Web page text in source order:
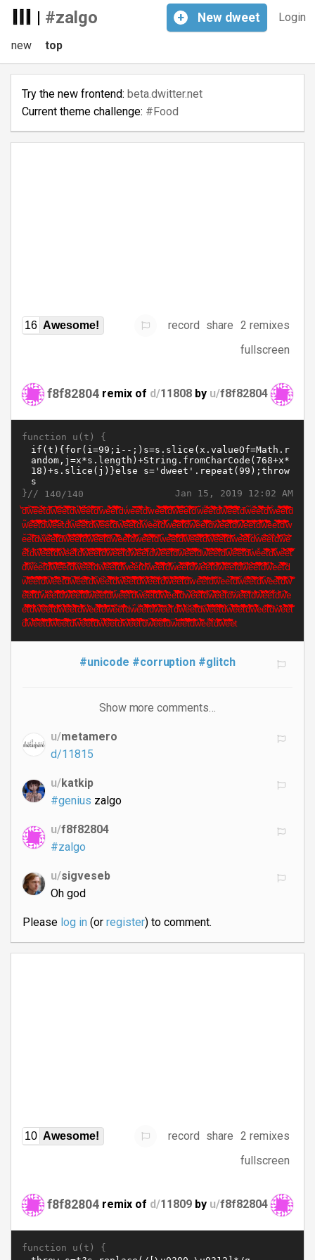
| #zalgo Login
+ New dweet
new top
Try the new frontend: beta.dwitter.net
Current theme challenge: #Food
16 Awesome! record share 2 remixes
fullscreen
f8f82804 remix of d/11808 by u/f8f82804
function u(t) {
Jan 15, 2019 12:02 AM
}// 140/140
̍̈́̄̈̏̀d̋̑̃́̊̃̏̏̇̐̌̃̍̐̇̏̄̑̊̑w̏̆̅̋̆̐̑̃̄̑̂̐̄̊̈̂ė̎̆̇̉̊̄ē̆̍̋́̀̊̄̃̈̊̑̂̑̑̂̊̊̏̀̐̏̀̌̎t̎̊̊d̋̆̑̆̍̄̐̅̇̋̏̀̊̐̈w̄̂̐̅̆̐̆̄̃̄̉̋̋̆̋̑̉̎̂̎̆̎̀ẽ̋̋̍̇̂́̂̌́̋̄̇̇̌e̐́̃̀́̏̆̐̇̃̅̀̃̎̋̇̐̏̈̋̌̂̃̌̉̈t̃̋̆̅̅̑́̂̇̉̐̐̇̈́̀̌̉̃d̐̄̄̌̇̅̈̊̂̉̉ẇ̊̏̐̌́̀̋̉̑̊̑̈̏̃̄̅̂̐̎̐̇̆̐̃̎̉̏̐̑̉̑̎̌̑̏̎̈ẽ̃̀̍̆́̊́̀̏̀́̂̐́̃́́̋̋́ē̄̐̇̊̑̀t̐̆̈̇̍̍̄̉̋̊̃̊̈̀̆̅̃̅̆̐̄̈̋́́̈̐ď̆̊̇̎̂̇̅̂̂w̉ē̐̏̍̆̊̃̀̇̊̏̉̑̊̀̑́̍̍̇̎̌̎̈̉̃̍̇̑̊ē̂̌̏̂̅̋̑̃̋̆̋̋̐̋̆̐̏́̇̋̐̎̃̂̊̍̍̇́́̇̊̏̃̂̆̆̅̆̃̑̎̆̈̇̃̈̎̉̏̏̎̎̑̅̇̉̏̂́̍̂̑̉̏̋̍̃̈̌̌̌̏̎̃̆t̍́̇̌̈̍̏̈́̑̀̃̐̐̌̂̏́̌̀̃̇̊̆̀̉̂̅̐̏̂̃̄̅̇̌̈̈̑̏̃̈̈̍̐̈dẁ́é̇̐̄̇̆̃̅̂̆̂̅̄e̍̎̉̏̑̐̎̇̋̐̊̋̃̍̃̃̂̃̉̈̉̅̈̂̈̄̅̃́̌̑t̂d̆̌̋̌̀̉̎̇̄̃̇we̐̃̍̃̄̆̏̏̅̆̃̋̋̈̑́̀̀̀̀̋̈̉̐̐̉̀́̀̃̄̃̇̆̀̊̐̑̂̇̑́̀̑̎̏ë̉̍̏̉̑̌̄̇̂̍̐̈̌̆̌̉̏̌́̐̋̎̅̋̊̍̈̄̌̌̑̍̍́̇̅̂̄̊́̉̑̍̇̑̏̈t̐̉́̀̄̀̍̑̉̌̆̇̑̌̉̊̈̉̌̍̋̅̍̀́̏̆̐̈̍̐̆̊̐̈̏̌̂̉̆̀̇̇̈̏̎̍̋̍̎̅̐̉̍̆̏̌̅̅̃̎̌̃̌̊̄̏̍d̑̍̀̌̄̏̑̇̃̑̐̋̅̊̈̍̏̆̏̑̍̐̋̌̊̐̋̈̑̆̅̍̌̄̆̉̎̊̌w̅́̊̊́̑̄̑̉̏̎̏̊̍̆̄̌̋̎̀̌̏̊̎̑́̍̉̄̋̅̀̊̍̅̊̃́̄̂̅̎̍̋̍̋̐̇̊̆̂̍̍̀̐̇̄̐̐̇̏̉̆̃̃̊̉̊̄̃̐́̃̏̏̐̍̏̊̂̃̋̏ȅ̀̉̉̉̀̊̏̇̑̀̐̐̀̀̑̋̄̆́̑̌́e̅̈̇̄̊̀t̂̆̐̐̉̃̐̀̂̀̅̏̀́̊̀́̐̊́̉̊̆̑̇̊̄̈̈̊̊̆̎̆̑̅̆̉̄̂́̅̅̏̌̊̉̇̆́̇̄̍̑̅̎̂̈̃̈̃̀̍̀́̊ď̄̅̈w̆̆ẻ̏̈́́̎̄̂̌̈̈̂̄̐̏̋̄̋̉̌̋̑̋̐̌̋́̂̂ë̌̈̅̋̈̀̀̍̎̂̌̐̍̍̋̎̎̌̄̉́ṫ̄̊́̎̌̌̈̌̏̇̈̇̑̌̂̌̄̋d̋̌̉̌̂̂̄̈̍̊̀̉́̂̎̊̇̎̍̋̏̋́̋̊̇̉̀̍̇̀̉̏̇̊̄̀ẅ́̃̆̄̈̅̅̌̏́̃̎̅̌̏̎̎̋̂̈̀̄̎̃̅̃̐̅̏̅́̏̌̅́̀̐̃̆̂̀̀̎̃è̏̇̍̆̄́̊́̋̆̊̃̄̇̀̑̎̉̍̈̉̇́̂̈́̊̐̅̅̑̋̇̏̍̆̏̆̂̆̋̂̋̌̍̆̉̉̌̈̂̄́̋̀̋̂̄̃̎̉̋̃̊̉̍̐̍̑̌̄̂̅̋̆̑̃̎̄̅̎̌̆̈́̎̎̏̈̅̋̌́̂̃̅̀ë̄̀̄̌̋̇̅̉̈̃̂̊̅̈̊̏̃̊̌̇̃̈̅̉̋̄̎̃̎̂̈̅̆̀́́̄̆́̈̃́̀̏̉̀̉̊̐̇̋̈̊̇̎̅̊̇̈̆̂̊̋̎̃̇̊̇̆́̋̌̅̎̌̍̄̈̏̉̏̅̀̄̉̐̐̇̉̃̐̅̏̊̏̏́̇̑̍̑̎̇̂́̏̀̐̄̍̎̇̅̉̋̎̄̂̌̉td́̑̄w̑̇́ẽ̆́̉̑̐̍̑é̊̅̀̅̆̈̆̐̃̑̈̊̏̀̃̑̂̃̍́̉̏̉̃̆̐̐̂̊̇̉̉̄̉̋̐̎̑̃̋́̄̉̂̌̆̋̅̄̊̄̍̑̆̊̊̎̄̊t̊̃̃̀̏̏̄̏́̊ď̐̐̂̂́̄̑̀̑̍̑́̐̆̃̐̂̑̏̉́̐̀̋̏̑́̃̊́̈̐̎w̑ẻ̊̃̊̊̊̃̋̊̀̅́̎̌̊̑̃̍̀̆̍̅̋̌̄̉ē̑̃̐́̄́̊̌̆̂̊̊̐̂̎̇̂̏̎̋̆̏̈̐̎́̐̍̌̍̄̈̀̉̉̐̃̃̇̑̉̂̌̐̊̉̈̌̑̍t̅̀̇̂̐̇̇̐̆̀̐̍̃̌̄̈̀̐̊̋̏̄̃́̅̉̃̉̍̐̑̎̀̉̑̐̐̃́̈̐̀̌̂̊̀̄̎̈̀̏̆́̇̊̀̄́̃̋̎̄̄̊̃̐̇̈̎̇̌́̃̋̎́̍̈̃̋̍̉́̋̅̅̎̊d̊w̃̎ĕ̍̎̇̑̏̎̌̅̌̍̍̃̎̇́̊̎̅ĕ̇̋̑̃̋̐̐̑̐̌̎̂̈̂̂̈̈́̌̅̌̆̐̂̎̏̐̈̃́̃̊̋́̑̍̊̐̃̍̊̃̃̍̋̅̌̐̋̄̀̄̋̑̆́̆̃̏̇̂̍̀̄̃̄̄̏̉̅̌̀́̌̍́̊̊̎̎̊̂̆́t̋̀̐̉̏̎̎̐̅̏̅̀̂̀̋̅̅̎̈̊̎̌̐̄̋́̌̂̌̆̃̌̆̂̍̇̊̌̊̈̉́̐̅̋̉̑̍̀̈̀̍̀̋̉̉̀̍ḋ̆̀́̐̀̂̏̉̉̏̆́̃̄̊ẁ̑̎̀̉̋̑̀̀̎̋̄̆̋̄̏̍̃̃̑̌̇̈̇̎̋̀̋̆̄́̅̋̌̄̆̎ẽ̆̎̆̊̏̉́̂̋̇̏̎̇̏̑̉̅̅̑̐̀̋̀̋̌̇̐̉̐́̊̉̆̂̑e̐̌̈̂td̊̈̀̐́̎̈w̅̃́̊̊ẽ̄̎̌̇̈̑̌̐̎̉̊̊̀̃̍́̑̏̋̄̈̃̑́̏̂̂̊̇̀̑̍̄̄̎̇̊̑̃̄̅̂̎̃̂̏̎̂ē̐̈̌̎̂̀̌̑̋̎̍̌̀̄́̋̄̈̌̌̈̀̄̇̌̎̌̄̊̋t̃́̂̎̏̈d̊̎̐̊̊̀̀̑̌̄̐̆̑̌̃̈̋̄̄̉w̅̃̉̎̏̊̆̃̍̄̏̄̈̅̊ȅ̄̃̍̏̉ȇ̄t̅̄̍̉̄̏̂̄̊̊̏̇́̀̆̊̋̊́̑̇̏̑́̌̇̀̑̌̍̐̎̈̍̍̃̑̍̋̃̌̂̑̅̄̅̎́̂̋̎̌̄̀̂̃̏̑̈̎̑̇̅̀̋̇̀̅̄̉̎̉̀̃̑d̑̎̂̇ẘ̆̃̎̃̃̎̋̂̉̇e̎̉̇̈̃́̏̄̐̅̐̋̀́̉̋̏̍̆́̊̏̆̈̏́̑̇̉̇̌̌̆̋̂́̍̌ė̅̆̐̍̈̀̀̂̍̑̂̎̅̄̋̉̍̐̅̐̀̌̑̎̊̑́t̆̎̐̇̆̆̆̏̄̆̐d̎̀̐̂́̅̍̑ẃ̀̍̈́èè̏̏̂t̏̍̂̋̆d̎̅̆̋̅̇̆̏̎̐̈́́̍̋̋w̑̇ȇ̄̐̎̄̀́̆̈̂̆̈̌̈̆̆̍̏̎̏̎̃̀̆̈̄̐̄̍̅̉̏̐̑̆̂̄̅́̊̊̃̊̃̏̀̍́̅̈̅̐̏̃̑́̇̈̐̐́̂̄̉̆̑̋̋̄̐̄̂̄ẻ̈̃̆̇̊̄̇̎̇̋̋̋ẗ̎̄̑̐̋̆̃̑̐̑̐̅̈̑́́̊̂̑̇̎̀̈̂̏̃̅̌̋̈̉̍̀̍̅̋̌́̃̇̑̀̂́̍̎d̈̐̋̈̈̐̅̄̊̌̈̐̆́̇̉̄̆w̐̍̃̎̈̃̌̀̀̅́e̐̆e̎̊̑̏̑̈̌̂̏̄̃̈̃̊̋́̊́̈̏̇̍̑̈̇̏̄̊̉́̃̍̏̅̆̈̐̋̐̌̌̑̊̉̑̇̈̅̉̃̄̎̈t́̐̊̃̑̆̇̌̆̅̑̃̍̍̆̈̌̎̇̊̂̆̎̇̋́̊̈̅̎̉̌̅̐̉̏̍̊̈̌̉̌̆̏̌̉̉̋̌̍̅̐̆̉d̏̃w̉̏̑̂́̂̌̀̍̍̑̄̉̏̈é̉̊̇̏̉̅̆̂́̉̏̂́̅̊̀̇̅̐̄è̇̐̋̆̃̄̉̂̊̍̉̑̄̎̉̇̋̃̎̀̎̐̇̋́̏̅̑̅̈̊̄́̂̍̅̆̇̐̈̊̏̌̐̎̆̍̐̋̈̐̋̋̉̑̏̆̈̊̍̇̀̃̅̀̑̎̍̎́̅̃̎̊̉̅̏̊̐̏̎̃̐̃̆̆̎̌̌̇̀̋̄̐̂̊́̌́̑̌́̅́̋̑̍̃́̃̏̄̅̎̉̂̋̊̂̍̍̑̏̃̍̉̌̑̅t̆̅̀̎̈̊̈̇̆̀̅́̈̈̉̄̊̊̈̈́̐̈̑̌̇̉̎̄̏̉́̑̇̋̇̇̎̑̍̂̎̃̊̆̑̀̂̎̄̎̀̄̎̂̉́̆̋̋̐̄̋̀̎̇̈̐́̀́̈̆̏̎́̌́̀̈́̂̑̂̉̊̆̌̂̌̏̃̍̐̏̄̇̎̎̃̆́̉̉̎̌̇́̄̃̇̍̂̆̈̄̃̇̍̏̄̇̆̑̈̀̄̂̄̂̄̄̐̈̋̑̍̂̂̈̂̏̄̑́̅̃̌̅̀̃̍́̐́̑̂̍̀̂̇̐̑̉̌̐̃̃̀̃̀̊̏̏̍̑̌̑̀̏̌̍̂̎̅̈̍̍̂̌̌̐̃̃̀̌̈̊̊̐̄̍̏̆̊̅̄̌̅̏̎́̏̐̐̌̑̏̑d̃̍̑̀̀̋̑̋̇́̍̀̃̂̌̉̆̇̅̋̏̈̎̋̋̊̌̈̍̋̆̉̑̑̆̂̈̑̇̑̂̀̊̌̅̇̌̊̈̂́̅̄̅̊̊̑̉̅̎̏̉w̆̈̏̊̇̈̎̎̍̄̆́̋̎̀̅̊̄̀̌̆̂̆̐̍̎̂́̊̈̋̅̈̑̍̑̂̆̀̄̂̊e̅̆̃̀̂̑̃̐̃̊̇̍̅̎̇̉̅́̑̄̏ė̎̄̌̉̈̈̋̎̉̑̐́̌̉t̑̂̊̉̇̌̉̅̀̌̇d̃̈̎̇̆̍̆̉̍̎̅̇̉̇́̅̂́̂̊̆́̅̄̃̊̅̈́̑̄̊̂̑̃̉̉̀̑̂̌̇̄̅̋̋̑̆̑̐̑̏̈̄̀̉̌̃̂̆̏̏́̎̂̄̎̈́̏̏̆̃̂̌̇̐̐̎̊̋̇̄̌́̑w̐̋̆̏̏̊̎̂̊̎̇́̅̆̑̈̉̄̍̄̂̄̐̌̅̂́̊̋̀̎̐̉̈̄̐̅̌̑̀̎̃̑̃̄̂̍̃̅̐̋̏̐̄̍̃̄̀̉́̇̋̑̆̋̅̇̎̃̐̆̎̈̐̊̊̅̄̊̅̏̑̂̇̌̈̍̐̀̏̉̍̉̅̊̃̆́̏̍̆̇̉̆̊̉̋̎̏̎̋̊́̈̌̈̊̃̐̇̂̏̄̊̂̇̅̅̉̏̌̋̌̆̏̀̃̄̀̎̃́̂̑̄̊̄̃̆̆̀̃̂̄̊̊̇̉̇̍̏̅̏̄̋̉̊̍̂́̉̎̎̎̇̐̊̊̎̆̀̈̇̏̄̄̌̑ĕe̊̌̄̀̌̃̅̃́̊̑t̏́̏̏̏̐̊́̋̍̂̄̎̍̍̈̃̈̐̉̏̇̈̆̇̎̐̀̎̊̅̏̆̋̐̄̏̃̊̃̌̈̉̆̑̆̌̃̄̑̑̋̍̌̃̍̎́̄̍̉̇̐̃́̇̄̅̆̊̆̉̏̍̎̑̊̄̐̉̊̉̍́̀̂̂̑̑̉̑̃̄̊̉̌̉̄̋̀̎̈̑́̊̏́̎̊ď̌̐̃̉̍̑̃̉̎̍̋̍̋̎̇̇̋̈́̉̅̋̎̎̂̑̄̃́̆̑̉̋̀̇̑̅̏̈̋̂̀̉̆̍̊̋̎̐̇̅́̈̇̂̆̑́́̃̄̏̃̃̃̋̉̀̇̉̂w̍e̐e̅̇̀̈̀̌̃t̆̋̋̉̏̑d̋̇ŵ̈̆̉ê̐̆̐̂̌̎̈̐̉̐́e̎̉̎̀̂̀̉̋̊̃̀̄̑̋̎̌̍̅̄̃̃̐̄̌́̀̑̆̀̃̉̀̈̋̄̉t̋̌̉̌̑̄̑̈̂̈̇̂̎̏̋̀̂̇̂́̍̑̂̂̈́̆̇̃̃̊̄̊̉̃́̇̏̅̄̄̄̐́̎d̂̃̌̎ẇ̍̍̎̊̃̈̂́̂̉̈̄̀̇̊̄̆̐̋̊̈̑̈̉̎̇̐̂̍̍̉̎̉̉̏̀̏̂̅̇́̑̄̅̇̍̎̆̐̆̈̄̐̄̅̏̈̋́̎̈̀̆̌̊̆̀̆̌ẻ̍̉̌̎̐̅̌̈̍̂̂̊̇̄̐̃̍̈̈́̍̏̍̎̋̅̌̇̄̆́̊̈̑̈́̄̐e̍̀̑̃̅̑̈̋̀̆̆̈̀̆̍̂̅̃̊̄̇̉̏̊̇̎̂̄̋̉̇̑̊̇̎̆̑̆̃̆̊̅̀̃̆̌̈̅̐̑t̐̌̎̋̎̂̇̋̑̎̆̐̀̉̎̈̈̋̊̊̊̂̃̋̋̃̆̇̏̃̇́̊̏̑̄̈̍̄̃̎̎̑̇̂̍̐̋̃̂̊̎̄̐́̈̊̊̈̅̑̑̍̃̎̎̑̐̎̊̐̂̉̌̂̌́̎̃́̌̋̂̄̑̏̃́̀̋̍̈̄̐̋̆d̆̃̏̌́̏̉́̐́̋̆̆̌̈̃̌̅̆̍́̑̐̎̇̉̐̋̑̑̉̆̂́̊̍̋́̄̉̉̏̐̅̋̄̀̐́̈̋̋̎̎̌̏̈̆́̌̆̉̃̀̐̊̌̈̉̑̇̊̃̌́̄̄̇̐̊̈̉̐̀̌̏̂̊̂́̏̀̑̃̑̊̄̏ẇ̀̋̅̊̉̄̇̆̋̅̆̆̅̂̍̈̊̄̅̂̋̍̉̆̑̆ĕ̆̈̊̈̐̊̊̏̅́̇̀̉̈̉̃̐̊̃̑̎̄̑̎̃̅̋̋̉̑̈̀̈̃̉̄̏̀̇̍̍è̅̂̆̍̑̈̆ṫ̎̂̏̐̆̇̋̆̉̍̂̄̀̉̌̎̌̃̏̍̄̅̆̃̉̋̊́̎̃̂̐̋̑̎̀̃̑̉̋̐̌̌̐́̉̑̋̑̌d̀̏̅̊̄w̌̉̃̇̎̇̎̏̆̊̐̆̅̇̐̊̌́̆̐́̍̊̉̆̄̊̄̌̉̈̅̉̂̋̃̄̏̎̆̊̐̎̏̎̅̊̂̋̎̅̐̈̄̃̈́̑̎́̎̐̑̇̇̍̐̃̐̍̇̂̈̌̆̋̏̅̅̄̄̍̀́̏́̊̑̄̋̆̎̉̌̐̈̐̈̀́̋́̃̂̂̊̉̄̑̇̈̋̅̍̀̍̉́̈̌̍̑̊̑̌̎êė̉̍̐̈̉̅̂̅̌̇̀̑̎̃̐̅̀̍̀̅̋̐̋̈̌̃̋̋̍̊̑̍̎̇̄̌̍̏̐̑́̍̆̇̍́̃̐̌̇̋̄̑̄̂̐̈̌̀̈̂̈̐̃̈̃̌̌̋ṫ̄̏̑̄́̐̑̈̎̍̏̈̇̊̌̉̇̏̂̊̋̏̆d̉̃̍̍̆̇̑̉̂̆̂́̍́̉̇̀̎̑̐̄̑̈̍́̃̍̄̃̅̌̏̆̎̀̏̃̆̑̀̀̈̅̃̀̏̄̎̎̃̌̑̉̑w̄̀ě̅̇̋̃̂̊̋̈̊̍̉̍̎̏̈̎̀̅̊̋̋̅̀̄̉̐̉̂̇̊́̌̏̀̏̊́̂́e̎̂̐̂̂̍̉̄̆̅̊̎̄̊̐̎̂́̆̎̎̈̐̆̅̈̌̉̉̏̆̆̏̌̊́̍̅̅̏̐̍̀̂̃̊̇̑̈̌̍̄̎̑̏̌̐̇̍̐̂̎̏̈̍̄̆̇̇̇̐̐̏̋̏̃̏̉̀̑̂t̃̃̆̍̍̍̄̅̎̊̐̑ď̎̅̅̌̌̄̂̆̉̈̉w̑e̍̅̄̌̃̇̈̐̐̆̏̇̊̊̃̆̂̊̃̋̃̈̄̄́̌̌̊́̆̎̂̅̎̏̎̃́̋̐̆̍̍̀̉̌̐̃̌̎̋̇̏̉̎̏̅̂̇̊̑̋̏̃̋̋̐̃̍̐̅̋̀̀̂̇̅̋̃̄ẻ̉̇̊̆̎̑̎̂̇̑̎̍̂̌̍̏t̄̋̀̎̊́̑̏̎̊̇̐́̇̅̏̄̄̄̑̉̇̈̄̃̃̋̀̍̋̉̆̊̌̌́̋̏̅̊̑̇̀̇̌̈̉̅́̐̇̃̄̏̄̊̃̂̏̄́̏̐̆̏̐̃̇̑̅̀̉̉̄̇̀̎̎̍̎̎́d̀̇̂̋̉̂̅̄̊̇̌̊̋́̍̆̉̀̅̎̎̄̍̊̈̌̑̂̍̋̊̊̑̀̇̍̅̏̌̆̋̀̅̊̄̃̐̌̐̅̐̆̂̊̍̃̍̃̋̋̑̑̅̌̀̄̎̅̍̃̃̉̀̆̀̍́̑̏̉̅̉ẇ̀̂̑̍̐̃̊̅̊e̍̃̎́̆̂̅̌̈̄̏̐̑e̋̏̐̀̏̀̋̑̑̌̇́̄̐̇́̂̊̐̑̑̑̈̀́̆̀̄̈̍̎̂̃̈̅̇̋̋́̅̆̍̆̀̐̏̊t̋̑̌̎̆̄̏̉̉̆̇̂̅̌̇̇̋̎̏̎̈̃̌̋̅̊̑̍̀d̑́̈̐́̊̀̄̎̋̇̇̑̐̈̋̏̐̀̄̃̀̇̏̇̂̄̎̋̎́̂̈̐̇̑̆̐̍̋̄̉̂̇̐̈̆̌̂̐̏̌̀̉̀̎̈̅̏̎̄̏̐́̆̏̊̀̑̇̃̅̀̍̂̌̂̑̌̅̉̎̌̋̍̄̉̀̆̆̍ŵ̋̌̐̂́̍̋̑̅̉̃̏̆̎̊̐̑̅̑̃̂̍̊̃̋̋̄é̄̃̎̇̈̏́̋̇̍̑̉̏̅̀̊̈́́̈̅̆̉̇̋̆̌̄̈̐̆́̏̅̇̈̍̄̐̎e̋̇̎̈̂́̋̅̍̊̏̉̀́̃̐̇̑̉̑̑̈̈t̋̉̅̉̏̏̄̄̃̂̂̋̇̅́̃̆̆̏̍̂̇̎̋̏̌̋̈̉̐̈̇́̌̈̈̐̈̏̉d̏̊̇̈̊̃̇́̎̇̑̑̃̎̆̇̐̃̂̆w̉e̐́̈̋̂̊̊̋̆̇̊̐̄̑̈̉̊̍̄̋̐̋̉̀̄̄̍̆̀̂̉̑̃̂̍̆̃̈̅e̋́̆̈̐̍̎̍̋̌̅̊̍̀̂̌̀̉́̉̇̆̌̊̏̎̈̆̀̄̈̑̄́̅̏̆̉̇̎̉̋̌̋̈̆̌̊̍̍̋̎̉̆̆̄̋̐̊̌t̑̌̅́d̍́̎̌w̌̃ẻ̐̈̋̐̊̀̂̐̑̂̂̆̉̃̀̂̑ė̄̆̀̊ṫ̈̆̊̉d̄̃̉̃̑̉̆̀́̍̊̇̆̃̌̑̑̂̂̄̋̉̎̏̏̌̉̑̋̄̈ẃ̅̋̃́ě̇̇̐̎̎̀̂ȅ̌̂̂̇̀̇̆̏̌̌́̍̇t̂̈d́̌̄̉̋̆̀́̈ŵ̍̎̊̂̅̏̎̐̂̇̆̉̆́̉e̅́̋̋̆̂̌̏̋̎̊̊̌̃̄̈̐̐̀̊̑̎̂̇̉̉̋́̍̄̉̈̃̊̋̏̃̄̌̎̋̅̍̅̌̍̆́̄̇̀ĕ̍̈̀̄̈̂̀̃̉̐̃̋̋̆̃̈̋̈̐̄̊̐̈̊̐̉̄̃̇̂̈̃̑̏̏̌̑̄̋̑̇̐́̌̏̆̈̈̃̇̀̍̇̀̍t̉̅́̃̈̈̏̅̄̐̅̌̉̅̊̑̇̇̅̂̋̉̍̅̅̎̃̀̈̑́̎̑̀̊̑̅̐d̉̆̑̆̌̆̉̈̂̆̅̍̆̑̉̑́̈̈̇̄̆̆̃̅̊̀̏̌̍̊̐̑̍̉̑̄̌̄̌̈̎̋̐̃̂̅̎̍̃w̋̈́́̊̎̉ē̉̈̇̇̈ẽ̄̃̂̎̎̍̎́̅̅̑̃̄̋t̀d̐̑̃̇̈̍̅̋̈̄̉̊̊̆́̍̅̐̏̂́̊̆̂̉̌̊̑̋̋̈̄̈̀̎̅̑̍̀̊̊̐̐̃́̇̅̍̆̋̎̈̈̅̎̌̌w̋̃̌̋̈̃̋̎̉̂̎̆̅̂̉̄̇̊̌̆̌̅̌̄̑̋̄̉̃̄̃̎̊̈̎̌̑̅̃̐̋̆̀̅̃e̐̑̋̐̊̅̑̐̅̑̏̄̊̐̊̈̂̆̃̉́̈̍̄̉̍́̇̄̅́̎̆̄̋̑̏̐̌̋̃̍̈̌̇̍̄̋̊̉̈̇̉̏̆̅̎̏̌̆̋̎̎̀̊̐̍̂̐̉̐̀̉́̋̍̐e̍̋̄̀̌̑̍̊̈̇̊̈̏̃̏̋̀̌̇̉̅̀̄̋̆̂̂̂̉̇́̀̏̉̂̌̌̏t̐́̄̉̋̑̑̏̅̑̌̍̍̈̍̄́̏̋̀̄̑̑̏̄̉̊̃̃̅̄̇̊̎̄̀̑̃̊̑̌̐̊̃̏d̊̍̊̏̏̆̉̑̃̊̊̎́̂̇̄̋̃̄̉̌̌̍́̐̊̏̇̏̅̅̀̋̃̎̊̌̉̑ŵ̃̅̌̇̅̃̅̃̏̈̑̈̄̋̌̐̃̈e̅̃̈̅̃̂̅̈̏̉̍̀̏̈̑̎̑̂̑̃̐̐̈̉e̐̎̆̃̅̋́̆̐̋̋̇́t̂̍̌̐̊̇d̐̆́̌̉̎̆̇̎̀̇̄̉̆̃̍̈́̋̀̆̋̉̊̂̅̐̆̋̃̑̉̐̆̀́̇̈̑̌̐̎̌̐̎̎̏̑̈̂̋́̄̃w̑̏̄̐̈̇̃̉̀̊̐̇̃̈̅̑̀̀̏̋̉̎̇ȇ̌̂́̌̂̇́̆̂̋̋̋̇̆e̅̉̍̅̀̄̉̑̇̎̍̇̍̌̎̑̃̄̂̋̄t̋̅d̋̍̄̀́̑̋̄̏̉̉̊̂̍̍́̊̄̃ẁ̐̌̃̃̈̀̍̉́̍̎̃̍̉̉̑̆̂̍̐̆ê̐̂̉̌̄̎̇̅ẻ̂̎̉̐̈̉̈̂́̄̄̄̌̉̑t̅̈̅̊̉̈̇̌̆̏̈̀̆̉̆̂̆̍̉̉̊̇̆̄̃̏̌̉̄̎̌̇̂̊̈̏̀̐̀̃̆̄̉̍̏̅́̃̍̑̅d̏̑̌̉̌̎̂̏̃̂̊w̅̄̈̇̏̑̂̊ë̐̄̉̐́̄̆̀̅̅̐̂̋̇̌̑̌̈̎̉̇̌̍̍̏̉̃̅̂̊̈̇̍̑̌̄̈̉̍̄̆̀̉̀̀̍̀́̈̈̀̐̇̇̍̎̆̀̃̇̇́̈̀̆̍̋̑̏̎ê̎̌̄̄̆̏̋̍̉̎̂̍̋̇́̋̅̀̊̂̌̐̂̂̏̐̅̈̃̌̈̏̈t̆̍̋̊̂̀́̆̋̏̂̅̍̏̍̐̈̄̇̌̈̈̄̍̑̐̉̊̋̋̃̌̎̍̄̑̑̉̂̋̇̌̋́̀̀d̉̈w̏̋̆̍̇̅́̉̏̂̃̏́̊̅̍̊̅̅̌̎̏̋̃̌̍̉̋̃̑̄̊̆̀̍̀e̐̂̅̎̌̌̍̍̂́̐̀̈̂̑̌̊̂́̂̍̑̀̂̊̆̐̊̃̍̇̈̊̃̑̇̍̇e̋̎̉̈̀̄̄̌̑̐̊̍̀̏̉̃́̌̊̐t̑̆̉̉̌̇̑̊̄̎̋̏̃̋̃d̄̋̐̅̋̑w̃̉̌̈̍̉̎́è̋̃̉̂̃̅̂̃̀̃̆̌̑̑̄̐̇̐̇̏̊̏̊̎̂̎̌̋̅̎̄̊̑̉̆̉̀̀̇́̆̃̃̌̑̂̋̃̋ĕ̌́̆̈̈̇̄̑̃̄̈̊̍̈̇̇̃̏t̐̎̂̀̎̐̐̃̈̎̎̅̇̎̍̂̇d́̂̆̍w̎̍ể̑e̍̐̃̂̄̄̋̏̅̉̋̅̌̉̃̄̌̉̐̊t̃̊̏̎̍̌d́̆̏̊̅̌̆̌̃̐̊̉̎̏̄̃̍́̐̅̑̑̎̌̂̋̊̅̍̍w̌ë̃̉̈̌̊̄̀̇̀̉̇̀̉̇̇̋̌̊̌̌̌̍̀̊̀̌̎ĕ̄̄̇̑̉̈̉̇̌̅̑̑̀̊̊̐̑̋̏̏̄̎̏̄̐̋̉́̍̐t̊́́̍̑̑̄̄̍́̍̎̇̄̀̋̀̏̀̅̅̋̇̈̀̑̎̍̇̄d̄̆̃̍̇̊̇̅̆̂̉̐̍̆̀̆̉̎̀̀̍̍̀̉̍̈̌̅̈̉̅̊̎̄̍̋̐ŵ̍̋̅́ée̋̃̈t̅̑̆̉̅̏̀̇̏̆̎̇̀̐̊d̏̂̄̅̆̌̏̎̆̍̌̂̊̋̏̑̏̌̐̍̐̌̆̆̈̊̏̇̌̌̊̊̏̊̄̀̍̋́̅̊̆̄̇̍̉̉̃̎̉̂̑̍̃̐̏́̃̅̌́́́̉̀̀̎̄̋̇̃̇̃̐̊̎̑̐̐̉̌̀̑̐̄̊̈̋̍̊̉̅ẃ̌̅̅̑̎̏̏̊̃̊̅̉̎̃̋̇́̂̇̎̅̅̍̈̀̋̉̋̄̊̂̉́̇̄̄̋̂̑́̇̎̂̋̍̈̋̄̍̄̆̀̐̎̂̉̄̉̃̃̏̇̂̂̉̎̏̌̂̌̋̄̂̀̈̅̉̈̌̊̎̀̅̋ė̈̑̍̉̐̌̊̋̃̄̌̍̇̐̊̇̀̐̈̈̅̊̄̊̄̉̈̂̇̑̐̇̎̑̋̂̃̄̀̋̑̑̍̄̋̏̉̌̉̏̐̀̈́̀̑̆̆̇̎̂̄̐̈̑̂̌̌̈̅̏̍̆̇̀̀̌̄̋̎̑̌̋̍̀̏̃̉́̎̆̌̐̆̉̅̋̉̀̅̇̉̆́́̅̃̉̊̅̇̋̀́̅̍́̄̐̏̏̎̑̀̎̉̇̀̉̄̍̋̄̅̄̋̈̋̑̅̎ểt̋̏̍̈̇̅̐̉̍̈̈̇̆̇̊̉̅̅̋̎̃̀̇̎̐̂̄̃̎̌̂̌̇̐̍̄̑̀̆̇̇̅̍̀̀̐̎̀̇̉̎̃̊̃̍̃̍̇̏̌̆̊̃̆̉d̀̄̎̃̌̊̅́̅̐̉̅̐w̐́̇́̃̊̊̊̑e̊̌̆̇̍̍̇̎̃̄̊̈̀̈̄̇̐̑̑̐̆̄̅̇̅̊̅̊̂̂̊̋̅̃̌̍e̅̌̏̅̌̍̌̎̆̄̉̐̀̉̄̈̇̈t̆̍̂́̋̄d̉̄ẅ̈̇̏̉̈̏́̋̐̆̉̑̉̄̂̎̎̃̍̉̐̑̊̄̑̎̐̃̎e̅̊̈̎̌̐̈̋̆̌̍̆̀̅̉ẽ̊̑̏̉̅̄̇̌̋̃̋̂̉̇̌̏̉̆̋̇̏́̄̈̃̊̊̑̂̇̂̇̍̍̌̉̄̀̀̆̅̊̈̈̊̋̄̂̐̎̀t̋̑̌̆̀̃́̂̌̈̃̅̀̊̇̌̄̊̉́̄̏̊́̉̂̀̌̍̇̎̍̅̃̍̀̆̌̈̀̆̐̍̌̅̍̊̏̈̅̑̍d̋̊̆̋̄̋̀̄̆̊̌̊̌̋̅̃̃̆̋̏̈̌̈̃̂̏̆́̋́̂́̊́̑̄̑̋̉̎̊̉̎̈̄̑̄̄̐̈̋̎̌̑́̌̅̎̆̏̅́̐̊̀̊̑̃̄̎̅̑̏̀̄̉̄̆̀̊̐w̐e̐̏̍̄́̇̌̏̎̆̌̀̆̐̐̄é̌t̄̌̉̊̈́̈̉̊̑̎̈d̎̆̄́̃̈̇̈́̄̌̂̄̂̋̈̏̊ẘ̍e̎̌̐̅̐̅̀̊́̉̎̂̏̀̐̂̋̂̎̇̆́̃́̆̀̀̌́̈̃̂̎̏̂̑̂̎̂̉̌̎̄̇̉̄̐̅̐̊̅̋̎̅̇̀̊̑̍̐̑̀̎̋̑̈̊̏̍̅̌̂̄̅̉̆̅̌̇̋̑ě́́̊̌̇̊̅̏̆̍̎̀̐̊̎̇̅̇̆̀̏̍̅̊́̅̊̉̍̌̎̅̃̅̇́̃̄̋̍̃̂̇̃̌̈̍̑̌̍̅̊̐̑̈̏̊́̑̄̌̆̇̊̄̆̈̑̄̀̉̋̐̀̆̅̉̀̄̍̌́̈̑̎̎̑̂̏̀̅́̇̈̆̎̇̉̀̂̉̋̂̋̏̊̍̀t̂̋̊̆̄̇̏̊̌̎ḋ̋̏̆̉̉̀̆̎̆̈̅̂̅̎w̍̀e̊̊̋̃̋̋̊̍̄́̌̎̆̆̈̅̍̐̊̆̐̉̆̃̌̉̃̑̇̌̅́́̎̋ě̆̎̍̏̈̏̎̅̉̃ẗ̌̈̀̋̇̈̐̎̃̊̐̈́̌̐̈̑́̋́̈̊̈́̑̄̎̋̋̊̀̏̊́̐̅̈d̑̃̄̍̇̐̃̊̐̉̉̅̉̈́̎̀̎̃́̏̃̍̅́̃̅̑̀̃̌́̈̍w̍̋̌e̊̋̐̇̀̈̐̋̇̉̌̈̌̊̊̀̉̍̀̎̄̄̑̏̀̌̑̐ë̋̊̎̂̌̉t̍̂̋̉̇̏̉̉́̅̅̅̆́̏̏̆̆̉̑̎̌̋̍̂̏d̈̆̍̋̎̐̋̃̅̑̍̇̐̄̉̐̊̃̅̀̀̏̐̇̑̄̂̄̑̏̎̐̌̈́̇̈̐̂̉̌̈̃̃̊̋̉̎w̄́̍̉̍̈̐̑̐̎̃̋̎́̎̊̏̄̇̌̐̑̋̂̐̎̑̌̋̀̂̍̇̅̃̄̂́̉̀̆̆̋̇̏̈̄̎̎̎̃̂́̉̇̑̇̅̄̊̉̎̉̑̑́̑̃̇̐̌̈̅̂̂̏̌̈̅̅̎̀̎̐̅̉̂̄̀̃̎́̈̄̉̉̈̑̈̎̃̑̊̏̇̌̏̄̌́̀̇̈̎̀̃̑̌̈̎̎̇̂̂̉̈̆ḕ̏̊̏̈̅̎̐̅̊ĕ̎̎̍̍̄̌̉̍̈̋̏t̑̊́̏̃̍̉́̏̄̏̂̂̍̇̆̐́̀̍̅̈̏̂̇̀̈̑̐̑̉̅̑ḋ̏̍́̐̊̋̈̈̏̑̑̊̇̑̌̄̄̑̋̈̇̇̇̇́̀̀̉̑̊̏̐̊̀̐̃̌́̎̎̏̉̊̇̀̋̀̃́̊̑̂́̌ẃ̏̉̆́̋̈̇̉̉̈̈ḕ̌̈̇̆̊̂̈̊̉̏̃̐̆̀̀̀̃̃ẽ̉̊̉̀̑̈̆̀̑̍̈̋̇̍̀̀̂̋̄̅̋̀̌̉̌̑̄̃̃̄̀̊̅̌́̂̇̄̀̄̉̆̐̐̊́̌t̏́̎̀̐̊̄̊̈̊̑́̐̎̏̇̅̆̄̐̆̋̉d̃̉̆̊̊̅̎̐̑̉̉̇́̈̂́̏́̆̄̈̅̑̈̋̇̏̌̄̆̀̇̉̊̋̈́̅̂̉̇̌̊̂̄́̃̇̄̈̄̊̇̃̍̄̊̇́̍̎̀̉̍̅̌̀̊́̌̅w̑̆̂̉́̏̑̊̄̉̏̈̏̂̈̉̇̆eė̆̎̀̉̏̋̏̌̆̂̅́̑́̃́̑̍̈̀̏̄̎̑̆̈̌̂̑̆̌̂̎̊̑̎̃̏̊t̊̈̏̏̄̆̂́̍̂̏̉̆̂̉̎̊̈̌̉̐̀̍̐̍̅̊̂̄̐̃̃̉̏̐dw̏̍̄̐̋̋̊̂̑̃̐̐̏̉̑̏̃̆̃̂̐̍̃̍̌̊̆̎̍̆̑̇́̐̐̈̋̏̐̎̅̋ě̍̀̏́̑̂̊̑̎̎̄̊̑̑̃̆̏̄̂̋̄̎̄̅̃́̉́̑̌̃é̀̅̎̐̀̂̋̈̋̆̉̎̉̏̃̑̇̅̍̂̂̑̆̇̇̃́̐̈̃̑̎̄̂̆̍̊̐̋̏̄̀̉̇́̑̃̋̈̑̄̉̆̏̀̇̅̊̂̋̂̉̏̐̎̋̊̑̐̄̌̆̀̑̂̍̎̑̊̆̎̀ṫ̊̑̀̄̂́̃̀̉̃̌̌́̃̐̌̊̌̑̅̆̄̋̍̑̃̉̇̂̉̏̏̈̅̄̑̏̋̍̇́̍̆́́̏̃̑̍̊̑̊̐d̉̐̑̄̄̆̂̌̆̏̍̐̑̅̑̊̃̐̎̏̂̋̆́̋̀̏́̊̄́̂̅̉̄w̋̈̉̎̄̂̈̐̈̂̊̏̌̐̂̐̎ê̇̃̐̉̈̃̈̎̄̈̊̇̆̀̅́̋̉̄̎̈́̉́̉̇̊̌̎̊́̆̏̐́̌̉̐̅̏̀̆́̉̍̐̍̊̎̆̅̏̏̋̌̏̆̌̃̌̐̊̀̑̊̃̇̆̏̊́̉̉̌́̍̀̇́̆̎̑̀̄̀̇̅̉̇̋̏̃̂́̏̀̎̇̃̊̍̄̅̑̊̏̇̑̋̆̂̆̏̊̇̅̂̎̑́́̑̄̆̉́ēt̏̊́̉̅̀̆̐̂̄̄̈́̇̑́̇̎́́̆̂̅̀̃̌̂̋̎̌̃̈̌̅̅̏̂̊̑́̃̉́̆̅̍̉̏̄̇̇̐̃̎̅̋̑̊̊̎̋̌̍̅̌̉̌̉̋̆̌̅̄̆̆̋̃̎̄̑̐̐̂̉̋̏̄̉̃̀̋̍̈̅̀̈̃̏̋̉̈̊̄̋̇̄̃̏̇́̌̌̉̑̄d̊̉̊̈̍̈̆w̃̋̄̄́̈̀̎̂̈̄̃̏̐̃̈̑̍̋̅̈̏̌̈̇̉̈̉̆̃̊ẻ̈̍̃̅̈̇̀̈̍̈ě̌̆̉̉̋̎́̇̀̑̇̂̀̀̆̇́̎̇̂̀̎̃̐̆̅̎̎̅̑̋̂̃̅̐́̀̀̎̊̈̈̊̅̀̃̉̄̊̅̇̊̉̋̐̎̂̌̏̃̂̃̋́̎̃̃̎̃̌t̍̋̆d̅̈̂̄̍́̉̐̄̀̀̐̊̈̍̂̆̉̏̍̐̑̀̃w̏̑̆̎ë̐́̑e̊̃̋̑̌̄́̇̅̀̉̅̋̐̀̅̍̍̍́̋̉̈̄̉̐̃̈̅́̉̂̇́̅́̆̀̌́̑́̋̋̍̃̅̅̀t̏̀̅̊̈̑̇̎̉̎̃̋̊̅̎̃̀̅̍̏̍d̉̊̄̐̊̌́̈̐̑̐̐̀̄̄̎̉w̎̉̄̎̆̅̌̋̀̀̋̂̏̇̄̈̂̄̑ë̏̆̇̂̑̆̈̅̉̀̐̊̐̅̏̉̄̂̈́̌̂̋̆̀̃è̇̂̑̎̉̐̃̇̂̑́̈̏̐́́̌̆̆̏̊̃́̃̍̇̑̍̈̅̏̍̉́̉̅t̆̌̋̆̑̏́̄̋̐̄̐̌̊̀̈́́́̂̋̏̋́̄̌̍̆̅̏̈̌̑̂̂̄̃̈̋̊̆̈̆̄̏̎̅̉̐̑̍̆̃̀̎̅̃̎̏̄̀̄̋̀̀̅́̆̏̉̑̀̂̑̇̍̐̆̑̍̆̂̄̊̉̌̉̆̊̌̐̆d̊̑̂́̊̇̎̈̇̊̌̑̇̐̀̎̇̂̌̇̊̊̊̂̋̌̅̅̉̐̐̋̈̆̐̌̄̅̌̂̀̃̇̊̐̄̍̂̊̎̏̏̑̎̅̈̇̈̉̂̆̂̂̍̌̄̅̀̋̍̌̀̋̍̌́̄̆̌̈̅̀̈̃̀̌̑̏̂̇̀̀̃̇̏̉̏̉ẅ̐̇̍̎̌̋̀̋̍̊̈̂̉́̍̀̇̅è̇̇̅̍̏́̀̎̍̎̄̃̐̀̎̆̎̌̂̅̊̂̃̑̌̏̈̇̅̂̉̀̐̐̏́̊̉̉̋̆̋̏́̉̀̀̂̇̆̑̄ȇ̌̋̐̊̎̄̎̇̄̌̃̂̄̏̊̆̆̑̂̇ẗ̍̆̎̉̉d̋̑̌̊̍̈̇̉́̌̃̏̂̈̐̏́̈̀̎̇̄́̑̌̆̃̈̉̏̑́̑̉̅̐̄̃̎̂̋̄̆̇ẇ̆̋̏̊̑̐̋̌̏̋̃̈̃̈̉̎̅̐́̏̈̋ē̂̂̎̏̎̀́̂̐̆̅̌̎̌̌̊̌̏̍̎̋̈̄̑̉̎̉̑̇̉̌̐̉̍̀̍̇̃̌̎̀̇̐́̇̄̃̉̎̂̄̎̈̄̌̋̐̋́̉̎̊̂̐̄̄̅̅̅̃̊̆̑̇̎̐̅̎́̏̍̉̄̐̌̂̃̍̆̍̍̅̈̎̑̇̀̏̏̃̋̃
#unicode #corruption #glitch
Show more comments…
u/metamero
d/11815
u/katkip
#genius zalgo
u/f8f82804
#zalgo
u/sigveseb
Oh god
Please log in(or register) to comment.
10 Awesome! record share 2 remixes
fullscreen
f8f82804 remix of d/11809 by u/f8f82804
function u(t) {